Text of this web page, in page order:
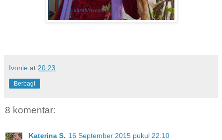
Ivonie at 20.23
Berbagi
8 komentar:
Katerina S. 16 September 2015 pukul 22.10